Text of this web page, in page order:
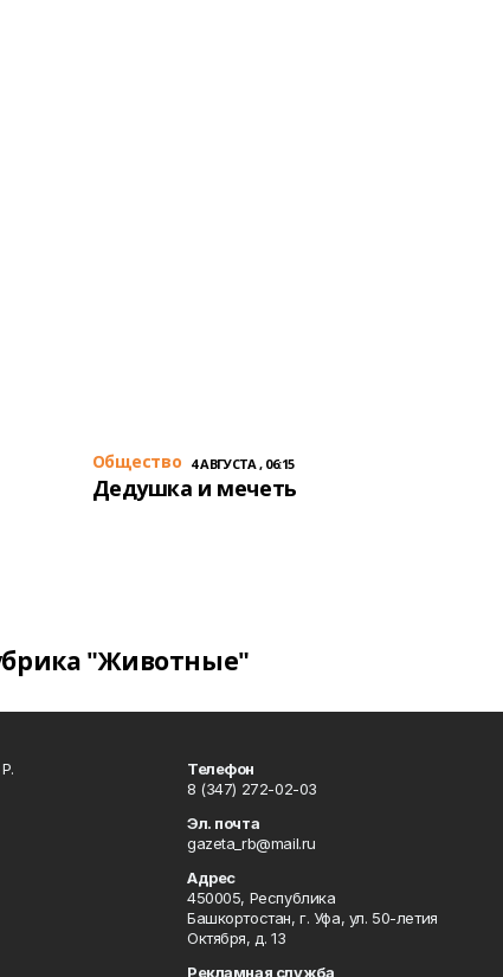
Общество 4 АВГУСТА , 06:15
Дедушка и мечеть
"Животные"
Телефон
8 (347) 272-02-03
Эл. почта
gazeta_rb@mail.ru
Адрес
450005, Республика
Башкортостан, г. Уфа, ул. 50-летия
Октября, д. 13
Рекламная служба